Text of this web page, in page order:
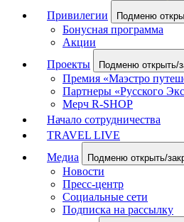
Привилегии
Подменю
Бонусная программа
Акции
Проекты
Подменю открыть/
Премия «Маэстро
Партнеры «Русского
Мерч R-SHOP
Начало сотрудничества
TRAVEL LIVE
Медиа
Подменю открыть/
Новости
Пресс-центр
Социальные сети
Подписка на рассылку